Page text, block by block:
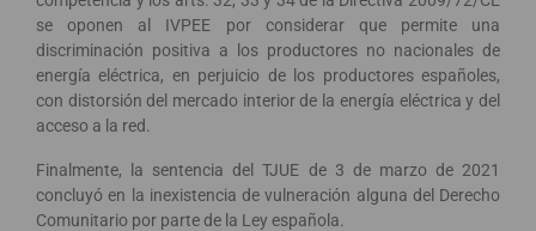
se oponen al IVPEE por considerar que permite una
discriminación positiva a los productores no nacionales de
energía eléctrica, en perjuicio de los productores españoles,
con distorsión del mercado interior de la energía eléctrica y del
acceso a la red.
Finalmente, la sentencia del TJUE de 3 de marzo de 2021
concluyó en la inexistencia de vulneración alguna del Derecho
Comunitario por parte de la Ley española.